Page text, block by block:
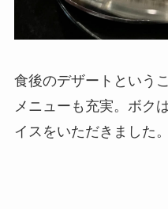
食後のデザートという
メニューも充実。ボク
イスをいただきました。